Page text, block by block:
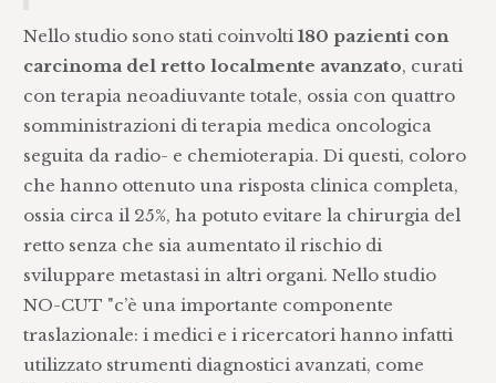
Nello studio sono stati coinvolti180 pazienti con
carcinoma del retto localmente avanzato, curati
con terapia neoadiuvante totale, ossia con quattro
somministrazioni di terapia medica oncologica
seguita da radio- e chemioterapia. Di questi, coloro
che hanno ottenuto una risposta clinica completa,
ossia circa il 25%, ha potuto evitare la chirurgia del
retto senza che sia aumentato il rischio di
sviluppare metastasi in altri organi. Nello studio
NO-CUT "c’è una importante componente
traslazionale: i medici e i ricercatori hanno infatti
utilizzato strumenti diagnostici avanzati, come